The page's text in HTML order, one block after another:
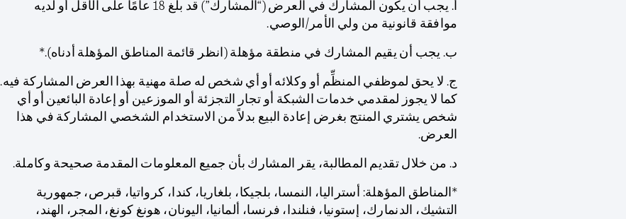
أ. يجب أن يكون المشارك في العرض (“المشارك”) قد بلغ 18 عامًا على الأقل أو لديه
موافقة قانونية من ولي الأمر/الوصي.
ب. يجب أن يقيم المشارك في منطقة مؤهلة (انظر قائمة المناطق المؤهلة أدناه).*
ج. لا يحق لموظفي المنظِّم أو وكلائه أو أي شخص له صلة مهنية بهذا العرض المشاركة فيه.
كما لا يجوز لمقدمي خدمات الشبكة أو تجار التجزئة أو الموزعين أو إعادة البائعين أو أي
شخص يشتري المنتج بغرض إعادة البيع بدلاً من الاستخدام الشخصي المشاركة في هذا
العرض.
د. من خلال تقديم المطالبة، يقر المشارك بأن جميع المعلومات المقدمة صحيحة وكاملة.
*المناطق المؤهلة: أستراليا، النمسا، بلجيكا، بلغاريا، كندا، كرواتيا، قبرص، جمهورية
التشيك، الدنمارك، إستونيا، فنلندا، فرنسا، ألمانيا، اليونان، هونغ كونغ، المجر، الهند،